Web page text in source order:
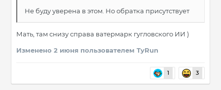
Не буду уверена в этом. Но обратка присутствует
Мать, там снизу справа ватермарк гугловского ИИ )
Изменено 2 июня пользователем TyRun
1 3